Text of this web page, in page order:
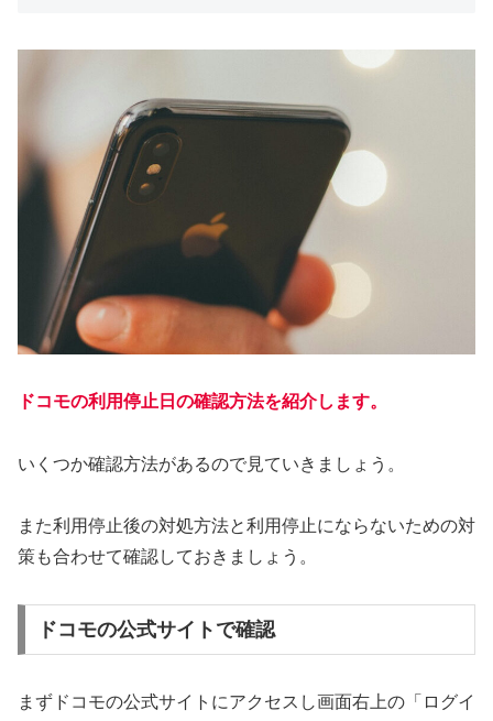
ドコモの利用停止日の確認方法を紹介します。
いくつか確認方法があるので見ていきましょう。
また利用停止後の対処方法と利用停止にならないための対
策も合わせて確認しておきましょう。
ドコモの公式サイトで確認
まずドコモの公式サイトにアクセスし画面右上の「ログイ